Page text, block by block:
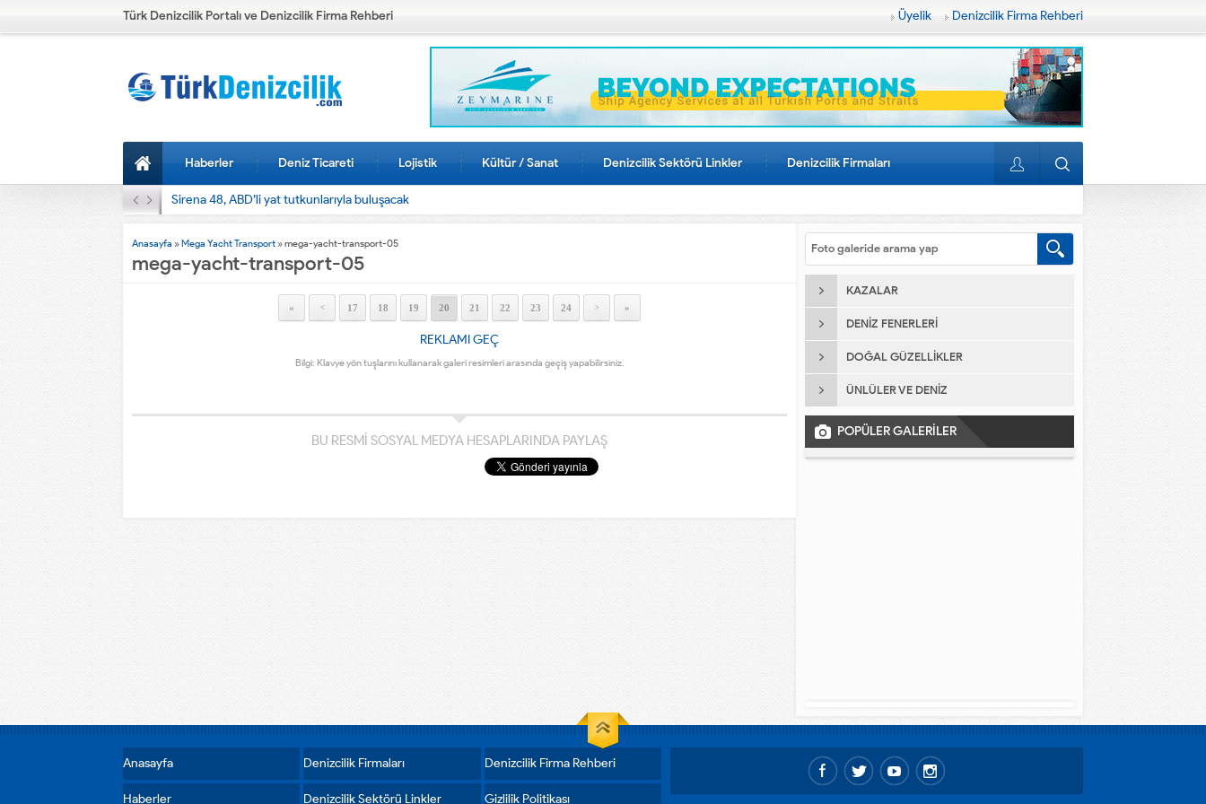
Türk Denizcilik Portalı ve Denizcilik Firma Rehberi Üyelik Denizcilik Firma Rehberi
Haberler Deniz Ticareti Lojistik Kültür / Sanat Denizcilik Sektörü Linkler Denizcilik Firmaları
Sirena 48, ABD’li yat tutkunlarıyla buluşacak
Anasayfa »Mega Yacht Transport »mega-yacht-transport-05
mega-yacht-transport-05
« < 17 18 19 20 21 22 23 24 > »
REKLAMI GEÇ
Bilgi: Klavye yön tuşlarını kullanarak galeri resimleri arasında geçiş yapabilirsiniz.
BU RESMİ SOSYAL MEDYA HESAPLARINDA PAYLAŞ
KAZALAR
DENIZ FENERLERI
DOĞAL GÜZELLIKLER
ÜNLÜLER VE DENIZ
POPÜLER GALERİLER
Anasayfa Denizcilik Firmaları Denizcilik Firma Rehberi
Haberler Denizcilik Sektörü Linkler Gizlilik Politikası